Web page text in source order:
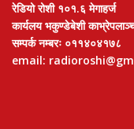
रेडियो रोशी १०१.६ मेगाहर्ज
कार्यलय भकुण्डेबेशी
सम्पर्क नम्बरः ०११४०४१७८
email: